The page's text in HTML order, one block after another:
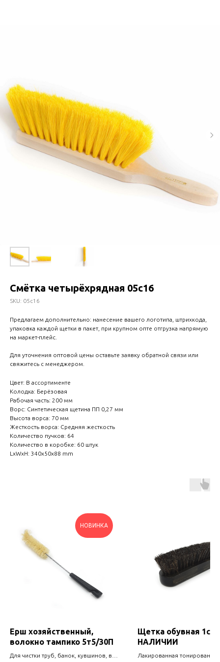
Смётка четырёхрядная 05с16
SKU: 05с16
Предлагаем дополнительно: нанесение вашего логотипа, штрихкода,
упаковка каждой щетки в пакет, при крупном опте отгрузка напрямую
на маркет-плейс.
Для уточнения оптовой цены оставьте заявку обратной связи или
свяжитесь с менеджером.
Цвет: В ассортименте
Колодка: Берёзовая
Рабочая часть: 200 мм
Ворс: Синтетическая щетина ПП 0,27 мм
Высота ворса: 70 мм
Жесткость ворса: Средняя жесткость
Количество пучков: 64
Количество в коробке: 60 штук
LxWxH: 340x50x88 mm
НОВИНКА
Ерш хозяйственный,
волокно тампико 5т5/30П
Для чистки труб, банок, кувшинов, ваз
Щетка обувная 1с7
НАЛИЧИИ
Лакированная тонированная